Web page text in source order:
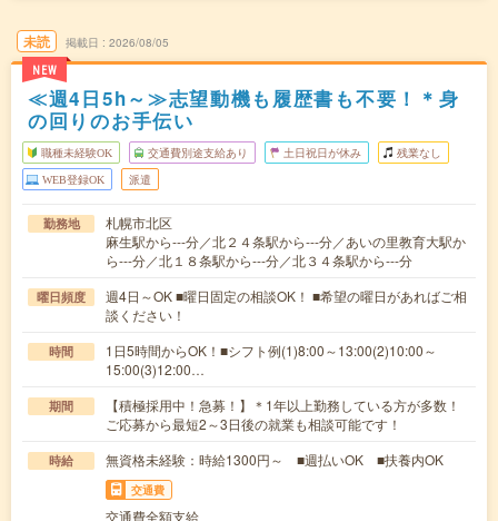
未読
NEW
掲載日 2026/08/05
≪週4日5h～≫志望動機も履歴書も不要！＊身
の回りのお手伝い
職種未経験OK 交通費別途支給あり 土日祝日が休み 残業なし
WEB登録OK 派遣
勤務地
札幌市北区
麻生駅から---分／北２４条駅から---分／あいの里教育大駅か
ら---分／北１８条駅から---分／北３４条駅から---分
曜日頻度
週4日～OK ■曜日固定の相談OK！ ■希望の曜日があればご相
談ください！
時間
1日5時間からOK！■シフト例(1)8:00～13:00(2)10:00～
15:00(3)12:00…
期間
【積極採用中！急募！】＊1年以上勤務している方が多数！
ご応募から最短2～3日後の就業も相談可能です！
時給 無資格未経験：時給1300円～ ■週払いOK ■扶養内OK
交通費
交通費全額支給